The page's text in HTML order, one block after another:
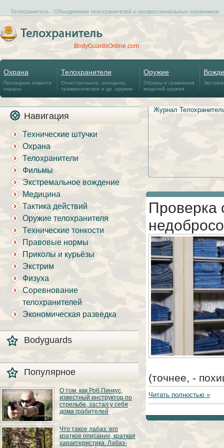
Телохранитель - Объединение телохранителей и профессиональных охранников
BodyGuardsOnline.com
Охрана
Последние новости
охраны
Телохранители
Огнестрельное, холодное,
травматическое и др. оружие
Оружие
Обзоры и сравнения
моделей оружия
Навигация
Технические штучки
Охрана
Телохранители
Фильмы
Экстремальное вождение
Медицина
Тактика действий
Оружие телохранителя
Технические тонкости
Правовые нормы
Приколы и курьёзы
Экстрим
Физуха
Соревнование
телохранителей
Экономическая разведка
Bodyguards
Популярное
О том, как Роб Пинкус,
известный инструктор по
стрельбе, застал у себя
дома грабителей
Вот вы всё говорите:
«В США круто, там
можно любого
постороннего в своём
Что такое лабаз: его
краткое описание, краткая
характеристика. Лабаз-
Журнал
Проверка
(точнее, -
Читать полностью »